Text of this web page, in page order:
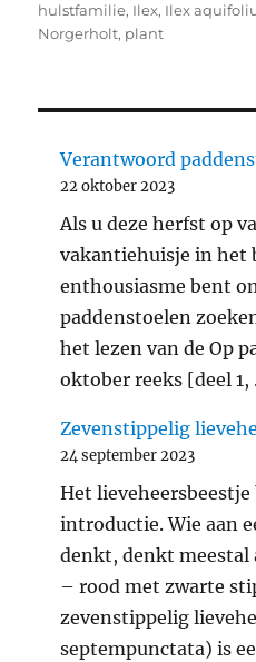
hulstfamilie, Ilex, Ilex
Norgerholt, plant
Verantwoord
22 oktober 2023
Als u deze herfst op
vakantiehuisje in het
enthousiasme bent
paddenstoelen
het lezen van de Op
oktober reeks [deel
Zevenstippelig
24 september 2023
Het
introductie. Wie aan
denkt, denkt meestal
– rood met zwarte
zevenstippelig
septempunctata) is